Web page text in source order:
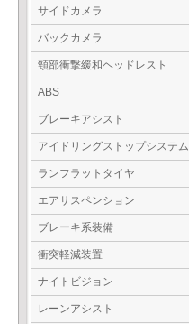
サイドカメラ
バックカメラ
頸部衝撃緩和ヘッドレスト
ABS
ブレーキアシスト
アイドリングストップシステム
ランフラットタイヤ
エアサスペンション
ブレーキ系装備
衝突軽減装置
ナイトビジョン
レーンアシスト